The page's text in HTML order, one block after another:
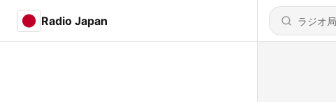
Radio Japan